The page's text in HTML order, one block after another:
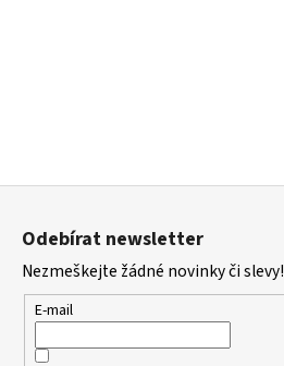
Z
Odebírat newsletter
Nezmeškejte žádné novinky či slevy!
E-mail